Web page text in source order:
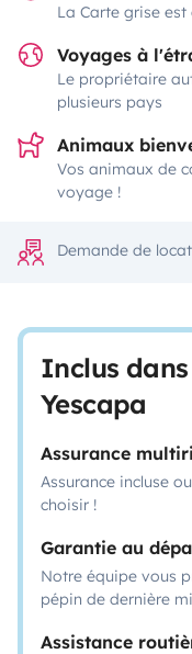
La Carte grise
Voyages à
Le propriétaire
plusieurs pays
Animaux
Vos animaux de
voyage !
Demande de
Inclus
Yescapa
Assurance
Assurance incluse
choisir !
Garantie au
Notre équipe vous
pépin de dernière
Assistance